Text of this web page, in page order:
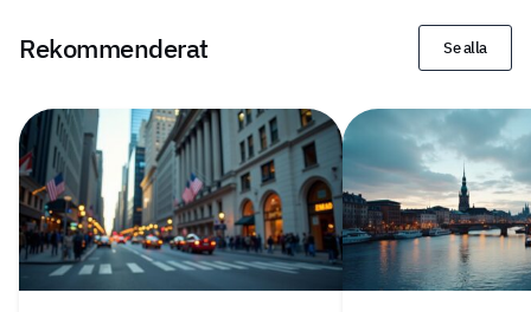
Rekommenderat Se alla